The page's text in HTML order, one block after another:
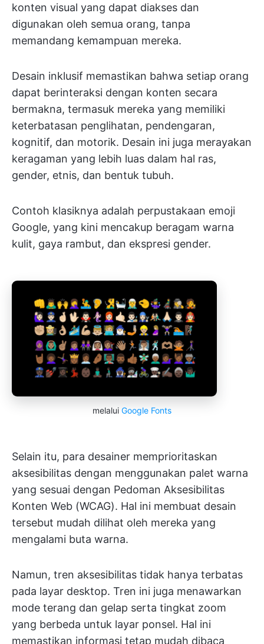
konten visual yang dapat diakses dan
digunakan oleh semua orang, tanpa
memandang kemampuan mereka.
Desain inklusif memastikan bahwa setiap orang
dapat berinteraksi dengan konten secara
bermakna, termasuk mereka yang memiliki
keterbatasan penglihatan, pendengaran,
kognitif, dan motorik. Desain ini juga merayakan
keragaman yang lebih luas dalam hal ras,
gender, etnis, dan bentuk tubuh.
Contoh klasiknya adalah perpustakaan emoji
Google, yang kini mencakup beragam warna
kulit, gaya rambut, dan ekspresi gender.
melalui Google Fonts
Selain itu, para desainer memprioritaskan
aksesibilitas dengan menggunakan palet warna
yang sesuai dengan Pedoman Aksesibilitas
Konten Web (WCAG). Hal ini membuat desain
tersebut mudah dilihat oleh mereka yang
mengalami buta warna.
Namun, tren aksesibilitas tidak hanya terbatas
pada layar desktop. Tren ini juga menawarkan
mode terang dan gelap serta tingkat zoom
yang berbeda untuk layar ponsel. Hal ini
memastikan informasi tetap mudah dibaca